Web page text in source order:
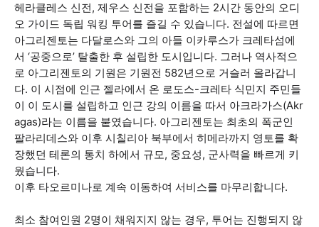
헤라클레스 신전, 제우스 신전을 포함하는 2시간 동안의 오디
오 가이드 독립 워킹 투어를 즐길 수 있습니다. 전설에 따르면
아그리젠토는 다달로스와 그의 아들 이카루스가 크레타섬에
서 ‘공중으로’ 탈출한 후 설립한 도시입니다. 그러나 역사적으
로 아그리젠토의 기원은 기원전 582년으로 거슬러 올라갑니
다. 이 시점에 인근 젤라에서 온 로도스-크레타 식민지 주민들
이 이 도시를 설립하고 인근 강의 이름을 따서 아크라가스(Akr
agas)라는 이름을 붙였습니다. 아그리젠토는 최초의 폭군인
팔라리데스와 이후 시칠리아 북부에서 히메라까지 영토를 확
장했던 테론의 통치 하에서 규모, 중요성, 군사력을 빠르게 키
웠습니다.
이후 타오르미나로 계속 이동하여 서비스를 마무리합니다.
최소 참여인원 2명이 채워지지 않는 경우, 투어는 진행되지 않